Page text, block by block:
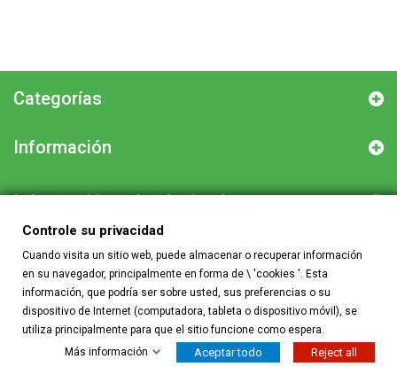
Categorías
Información
Información sobre la tienda
Controle su privacidad
Controle su privacidad
Cuando visita un sitio web, puede almacenar o recuperar información
en su navegador, principalmente en forma de \ 'cookies '. Esta
información, que podría ser sobre usted, sus preferencias o su
dispositivo de Internet (computadora, tableta o dispositivo móvil), se
utiliza principalmente para que el sitio funcione como espera.
Más información
Aceptar todo Reject all